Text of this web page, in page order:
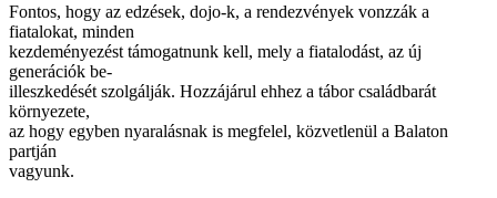
Fontos, hogy az edzések, dojo-k, a rendezvények vonzzák a
fiatalokat, minden
kezdeményezést támogatnunk kell, mely a fiatalodást, az új
generációk be-
illeszkedését szolgálják. Hozzájárul ehhez a tábor családbarát
környezete,
az hogy egyben nyaralásnak is megfelel, közvetlenül a Balaton
partján
vagyunk.